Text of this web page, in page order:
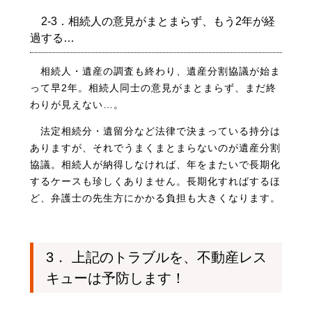
2-3．相続人の意見がまとまらず、もう2年が経
過する…
相続人・遺産の調査も終わり、遺産分割協議が始ま
って早2年。 相続人同士の意見がまとまらず、まだ終
わりが見えない…。
法定相続分・遺留分など法律で決まっている持分は
ありますが、それでうまくまとまらないのが遺産分割
協議。相続人が納得しなければ、年をまたいで長期化
するケースも珍しくありません。長期化すればするほ
ど、弁護士の先生方にかかる負担も大きくなります。
3． 上記のトラブルを、不動産レス
キューは予防します！